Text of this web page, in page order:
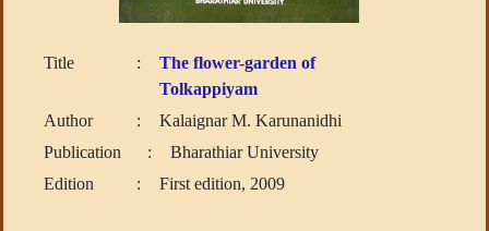
Title :
The flower-garden of
Tolkappiyam
Author
:
Kalaignar M. Karunanidhi
Publication
:
Bharathiar University
Edition
: First edition, 2009